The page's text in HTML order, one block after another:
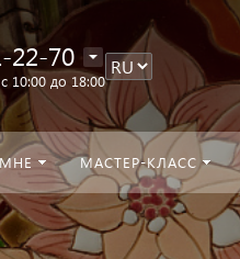
22-70
10:00 до 18:00
МАСТЕР-КЛАСС